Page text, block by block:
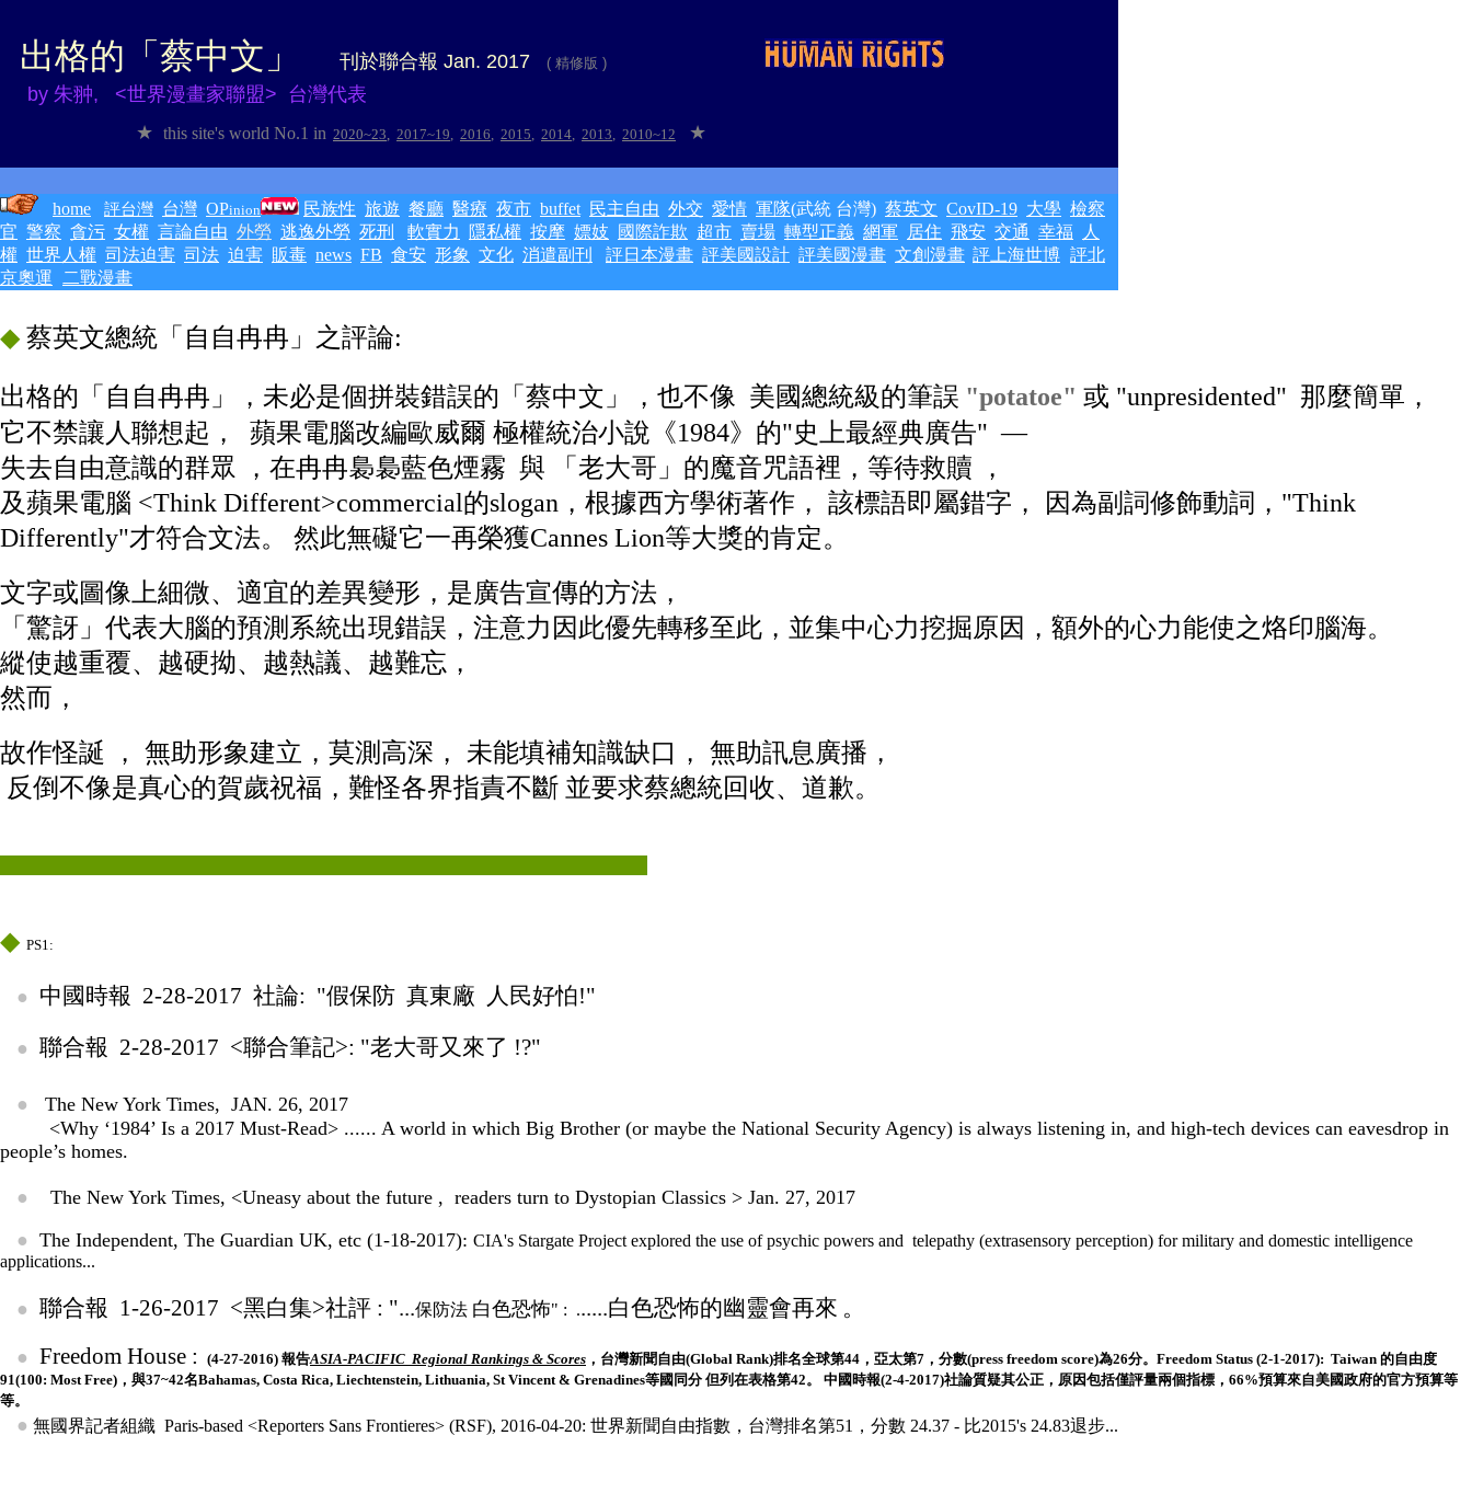
出格的「蔡中文」 刊於聯合報 Jan. 2017 ( 精修版 )
by 朱翀, <世界漫畫家聯盟> 台灣代表
★ this site's world No.1 in 2020~23, 2017~19, 2016, 2015, 2014, 2013, 2010~12 ★
home 評台灣 台灣 OPinion 民族性 旅遊 餐廳 醫療 夜市 buffet 民主自由 外交 愛情 軍隊(武統 台灣) 蔡英文 CovID-19 大學 檢察
官 警察 貪污 女權 言論自由 外勞 逃逸外勞 死刑 軟實力 隱私權 按摩 嫖妓 國際詐欺 超市 賣場 轉型正義 網軍 居住 飛安 交通 幸福
人
權 世界人權 司法迫害 司法 迫害 販毒 news FB 食安 形象 文化 消遣副刊 評日本漫畫 評美國設計 評美國漫畫 文創漫畫 評上海世博 評北
京奧運
二戰漫畫
◆ 蔡英文總統「自自冉冉」之評論:
出格的「自自冉冉」，未必是個拼裝錯誤的「蔡中文」，也不像 美國總統級的筆誤 "potatoe" 或 "unpresidented" 那麼簡單，
它不禁讓人聯想起， 蘋果電腦改編歐威爾 極權統治小說《1984》的"史上最經典廣告" ―
失去自由意識的群眾 ，在冉冉裊裊藍色煙霧 與 「 老大哥 」 的魔音咒語裡，等待救贖 ，
及蘋果電腦 <Think Different>commercial的slogan，根據西方學術著作， 該標語即屬錯字， 因為副詞修飾動詞，"Think
Differently"才符合文法。 然此無礙它一再榮獲Cannes Lion等大獎的肯定。
文字或圖像上細微、 適宜的差異變形 ，是廣告宣傳的方法 ，
「驚訝」代表大腦的預測系統出現錯誤，注意力因此優先轉移至此，並集中心力挖掘原因，額外的心力能使之烙印腦海。
縱使越重覆、 越硬拗、 越熱議、 越難忘，
然而，
故作怪誕 ， 無助形象建立，莫測高深， 未能填補知識缺口 ， 無助訊息廣播，
反倒不像是真心的賀歲祝福 ，難怪各界指責不斷 並要求蔡總統回收、道歉。
◆ PS1:
● 中國時報 2-28-2017 社論: "假保防 真東廠 人民好怕!"
● 聯合報 2-28-2017 <聯合筆記>: "老大哥又來了 !?"
● The New York Times, JAN. 26, 2017
<Why ‘1984’ Is a 2017 Must-Read> ...... A world in which Big Brother (or maybe the National Security Agency) is always listening in, and high-tech devices can eavesdrop in
people’s homes.
● The New York Times, <Uneasy about the future , readers turn to Dystopian Classics > Jan. 27, 2017
● The Independent, The Guardian UK, etc (1-18-2017): CIA's Stargate Project explored the use ofpsychic powers and telepathy (extrasensory perception) for military and domestic intelligence
applications...
● 聯合報 1-26-2017 <黑白集>社評 : "...保防法 白色恐怖" : ......白色恐怖的幽靈會再來 。
● Freedom House : (4-27-2016) 報告ASIA-PACIFIC Regional Rankings & Scores ， 台灣新聞自由(Global Rank)排名全球第44，亞太第7，分數(press freedom score)為26分。 Freedom Status (2-1-2017): Taiwan 的自由度
91(100: Most Free)，與37~42名Bahamas, Costa Rica, Liechtenstein, Lithuania, St Vincent & Grenadines等國同分 但列在表格第42。 中國時報(2-4-2017)社論質疑其公正 ，原因包括僅評量兩個指標，66%預算來自美國政府的官方預算等
等。
● 無國界記者組織 Paris-based <Reporters Sans Frontieres> (RSF), 2016-04-20: 世界新聞自由指數，台灣排名第51， 分數 24.37 - 比2015's 24.83退步...